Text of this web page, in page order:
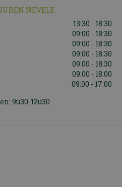
NEVELE
13:30 - 18:30
09:00 - 18:30
09:00 - 18:30
09:00 - 18:30
09:00 - 18:30
09:00 - 18:00
09:00 - 17:00
9u30-12u30